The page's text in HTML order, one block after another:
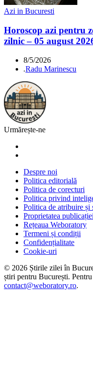
Azi in Bucuresti
Horoscop azi pentru
zilnic – 05 august
8/5/2026
.Radu Marinescu
Urmărește-ne
Despre noi
Politica editorială
Politica de corecturi
Politica privind
Politica de atribuire și
Proprietatea publicației
Rețeaua Weboratory
Termeni și condiții
Confidențialitate
Cookie-uri
© 2026 Știrile zilei în
știri pentru București.
contact@weboratory.ro.